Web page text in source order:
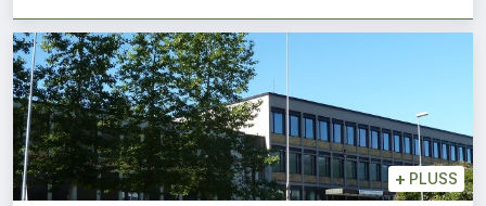
+ PLUSS